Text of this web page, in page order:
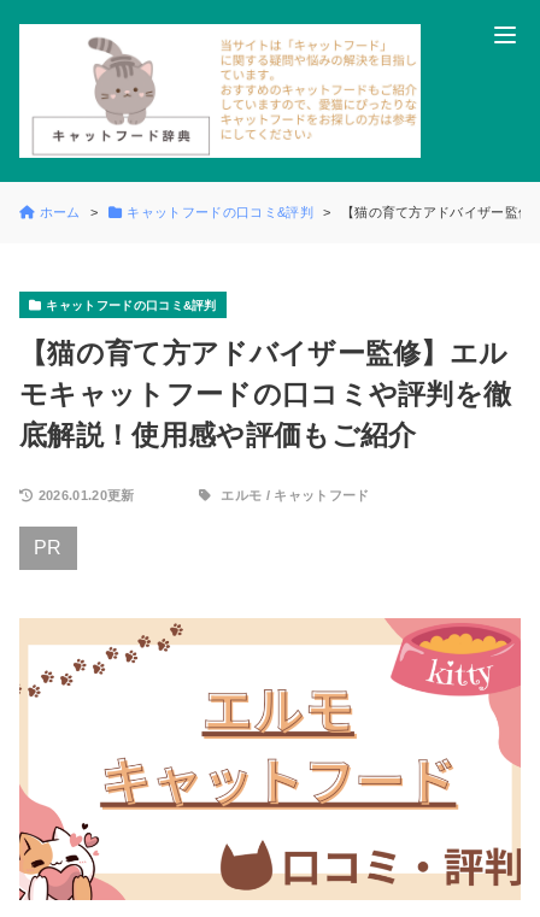
ホーム キャットフードの口コミ&評判 【猫の育て方アドバイザー監
キャットフードの口コミ&評判
【猫の育て方アドバイザー監修】エル
モキャットフードの口コミや評判を徹
底解説！使用感や評価もご紹介
2026.01.20更新 エルモ / キャットフード
PR